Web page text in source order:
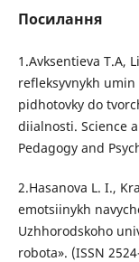
Посилання
1.Avksentieva T.A,
refleksyvnykh
pidhotovky do
diialnosti. Science
Pedagogy and
2.Hasanova L. I.,
emotsiinykh
Uzhhorodskoho
robota». (ISSN